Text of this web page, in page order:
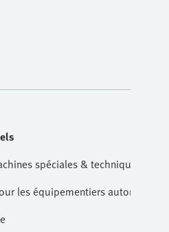
spéciales & technique de
les équipementiers automobiles